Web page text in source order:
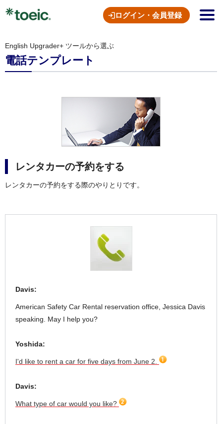
ログイン・会員登録
English Upgrader+ ツールから選ぶ
電話テンプレート
レンタカーの予約をする
レンタカーの予約をする際のやりとりです。
Davis:
American Safety Car Rental reservation office, Jessica Davis
speaking. May I help you?
Yoshida:
I'd like to rent a car for five days from June 2.
Davis:
What type of car would you like?